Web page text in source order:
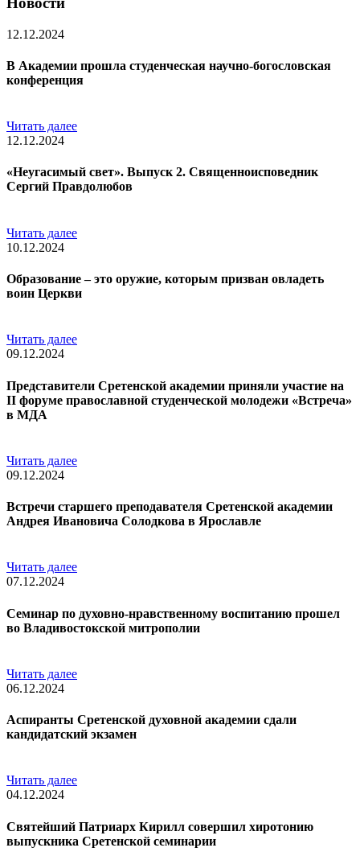
12.12.2024
В Академии прошла студенческая научно-богословская
конференция
Читать далее
12.12.2024
«Неугасимый свет». Выпуск 2. Священноисповедник
Сергий Правдолюбов
Читать далее
10.12.2024
Образование – это оружие, которым призван овладеть
воин Церкви
Читать далее
09.12.2024
Представители Сретенской академии приняли участие на
II форуме православной студенческой молодежи «Встреча»
в МДА
Читать далее
09.12.2024
Встречи старшего преподавателя Сретенской академии
Андрея Ивановича Солодкова в Ярославле
Читать далее
07.12.2024
Семинар по духовно-нравственному воспитанию прошел
во Владивостокской митрополии
Читать далее
06.12.2024
Аспиранты Сретенской духовной академии сдали
кандидатский экзамен
Читать далее
04.12.2024
Святейший Патриарх Кирилл совершил хиротонию
выпускника Сретенской семинарии